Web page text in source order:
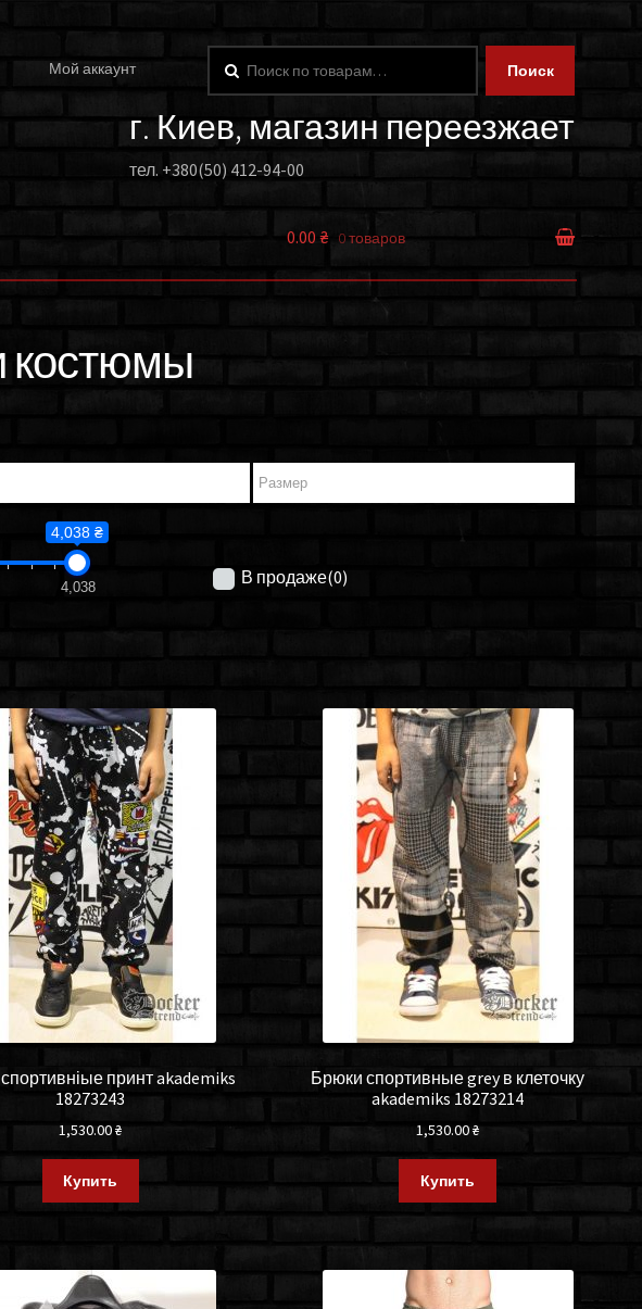
Мой аккаунт Поиск
г. Киев, магазин переезжает
тел. +380(50) 412-94-00
0.00 ₴ 0 товаров
костюмы
4,038 ₴
4,038 В продаже(0)
принт akademiks
18273243
1,530.00₴
Купить
Брюки спортивные grey в клеточку
akademiks 18273214
1,530.00₴
Купить